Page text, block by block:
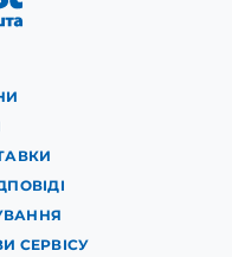
СЕРВІСУ